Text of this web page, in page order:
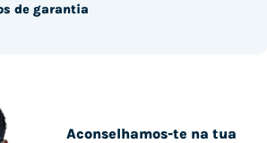
Aconselhamos-te na tua
de garantia